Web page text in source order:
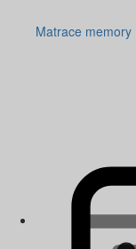
Matrace memory